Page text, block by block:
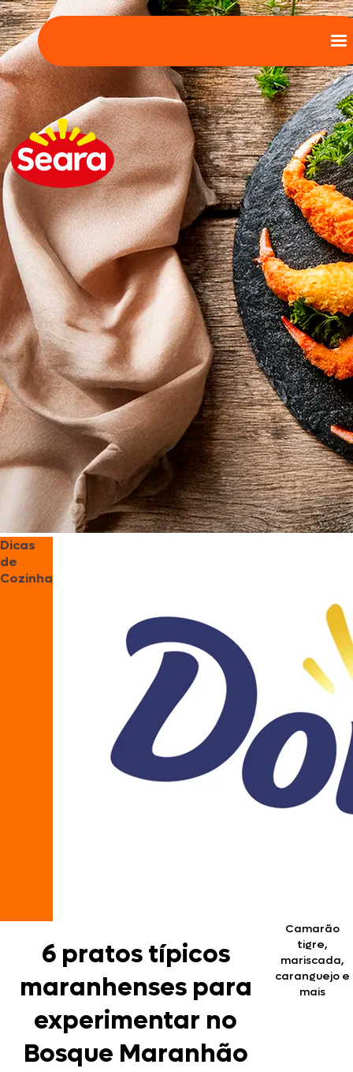
Dicas
de
Cozinha
6 pratos típicos
maranhenses para
experimentar no
Bosque Maranhão
Camarão
tigre,
mariscada,
caranguejo e
mais